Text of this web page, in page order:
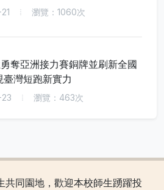
瀏覽：1060次
奪亞洲接力賽銅牌並刷新全國
臺灣短跑新實力
瀏覽：463次
共同園地，歡迎本校師生踴躍投